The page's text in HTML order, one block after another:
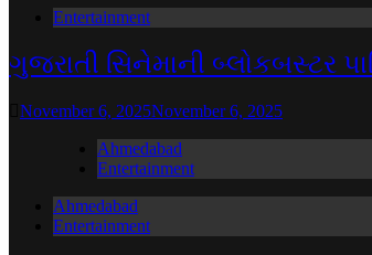
Entertainment
ગુજરાતી સિનેમાની બ્લોકબસ્ટર
November 6, 2025November 6, 2025
Ahmedabad
Entertainment
Ahmedabad
Entertainment